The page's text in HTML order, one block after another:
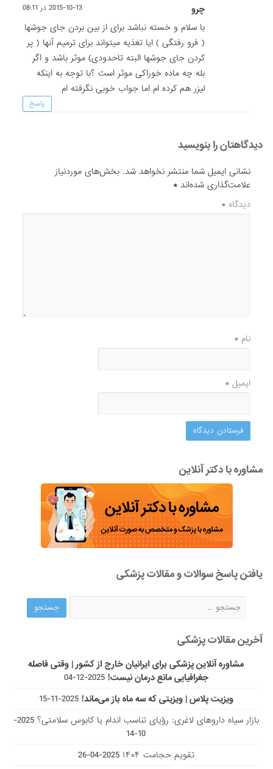
چرو 2015-10-13 در 08:11
با سلام و خسته نباشد برای از بین بردن جای جوشها
( فرو رفتگی ) ایا تغذیه میتواند برای ترمیم آنها ( پر
کردن جای جوشها البته تاحدودی) موثر باشد و اگر
بله چه ماده خوراکی موثر است ؟با توجه به اینکه
لیزر هم کرده ام اما جواب خوبی نگرفته ام
پاسخ
دیدگاهتان را بنویسید
نشانی ایمیل شما منتشر نخواهد شد. بخش‌های موردنیاز
علامت‌گذاری شده‌اند*
دیدگاه*
نام*
ایمیل*
مشاوره با دکتر آنلاین
یافتن پاسخ سوالات و مقالات پزشکی
آخرین مقالات پزشکی
مشاوره آنلاین پزشکی برای ایرانیان خارج از کشور | وقتی فاصله
جغرافیایی مانع درمان نیست! 2025-12-04
ویزیت پلاس | ویزیتی که سه ماه باز می‌ماند! 2025-11-15
بازار سیاه داروهای لاغری: رؤیای تناسب اندام یا کابوس سلامتی؟
2025-
10-14
تقویم حجامت ۱۴۰۴
2025-04-26